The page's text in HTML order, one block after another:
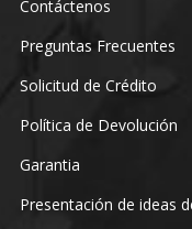
Contáctenos
Preguntas Frecuentes
Solicitud de Crédito
Política de Devolución
Garantia
Presentación de ideas